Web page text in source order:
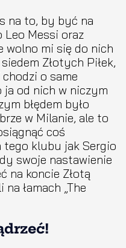
na to, by być na
Leo Messi oraz
wolno mi się do nich
Złotych Piłek,
o same
ja od nich w niczym
błędem było
w Milanie, ale to
coś
tego klubu jak Sergio
swoje nastawienie
na koncie Złotą
łamach „The